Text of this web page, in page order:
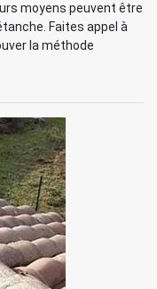
moyens peuvent être
Faites appel à
la méthode